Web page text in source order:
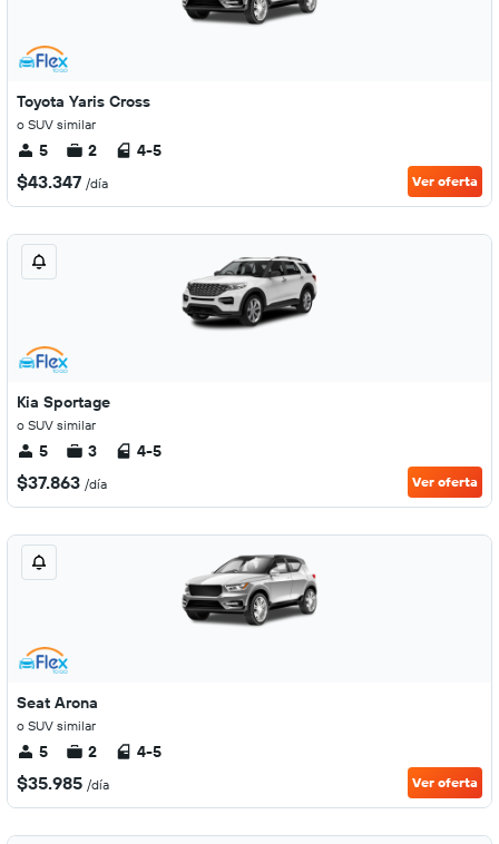
Toyota Yaris Cross
o SUV similar
5 2 4-5
$43.347 /día Ver oferta
Kia Sportage
o SUV similar
5 3 4-5
$37.863 /día Ver oferta
Seat Arona
o SUV similar
5 2 4-5
$35.985 /día Ver oferta